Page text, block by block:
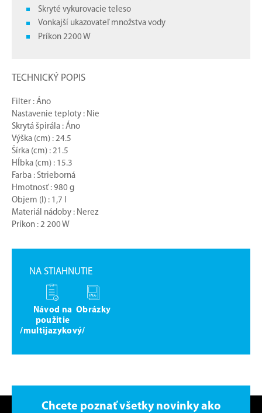
Skryté vykurovacie teleso
Vonkajší ukazovateľ množstva vody
Príkon 2200 W
TECHNICKÝ POPIS
Filter : Áno
Nastavenie teploty : Nie
Skrytá špirála : Áno
Výška (cm) : 24.5
Šírka (cm) : 21.5
Hĺbka (cm) : 15.3
Farba : Strieborná
Hmotnosť : 980 g
Objem (l) : 1,7 l
Materiál nádoby : Nerez
Príkon : 2 200 W
NA STIAHNUTIE
Návod na
použitie
/multijazykový/
Obrázky
Chcete poznať všetky novinky ako